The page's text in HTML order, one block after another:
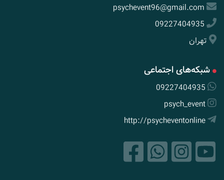
psychevent96@gmail.com
09227404935
تهران
شبکه‌های اجتماعی
09227404935
psych_event
http://psycheventonline